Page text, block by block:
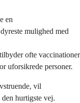
en
mulighed med
ofte vaccinationer
uforsikrede personer.
vil
hurtigste vej.